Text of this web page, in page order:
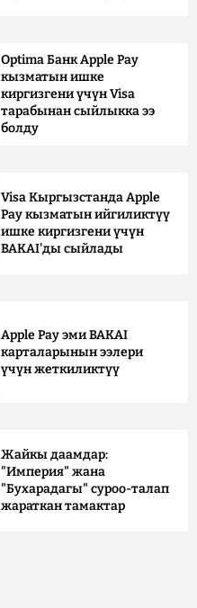
Optima Банк Apple Pay
кызматын ишке
киргизгени үчүн Visa
тарабынан сыйлыкка ээ
болду
Visa Кыргызстанда Apple
Pay кызматын ийгиликтүү
ишке киргизгени үчүн
BAKAI'ды сыйлады
Apple Pay эми BAKAI
карталарынын ээлери
үчүн жеткиликтүү
Жайкы даамдар:
"Империя" жана
"Бухарадагы" суроо-талап
жараткан тамактар